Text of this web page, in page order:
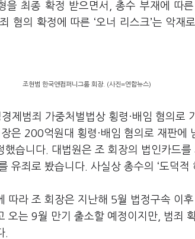
을 최종 확정 받으면서 ,총수 부재에 따
혐의 확정에 따른 ‘오너 리스크’는 악재
조현범 한국앤컴퍼니그룹 회장. (사진=연합뉴스)
제범죄 가중처벌법상 횡령·배임 혐의로
은 200억원대 횡령·배임 혐의로 재판에
했습니다
대법원은 조 회장의 법인카드
유죄로 봤습니다 사실상 총수의 ‘도덕적
따라 조 회장은 지난해 5월 법정구속 이
오는 9월 만기 출소할 예정이지만 범죄